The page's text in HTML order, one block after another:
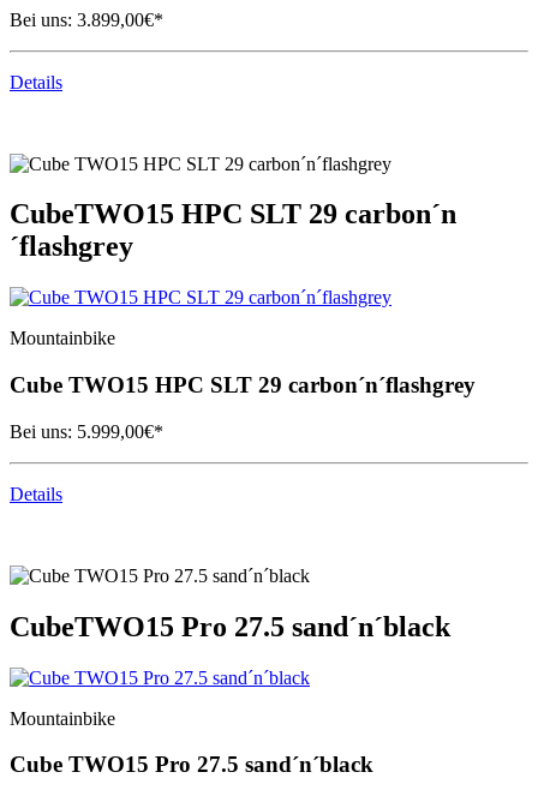
Bei uns: 3.899,00€*
Details
CubeTWO15 HPC SLT 29 carbon´n
´flashgrey
Mountainbike
Cube TWO15 HPC SLT 29 carbon´n´flashgrey
Bei uns: 5.999,00€*
Details
CubeTWO15 Pro 27.5 sand´n´black
Mountainbike
Cube TWO15 Pro 27.5 sand´n´black